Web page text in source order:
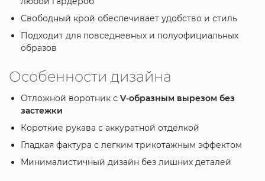
Свободный крой обеспечивает удобство и стиль
Подходит для повседневных и полуофициальных
образов
Особенности дизайна
Отложной воротник с V-образным вырезом без
застежки
Короткие рукава с аккуратной отделкой
Гладкая фактура с легким трикотажным эффектом
Минималистичный дизайн без лишних деталей